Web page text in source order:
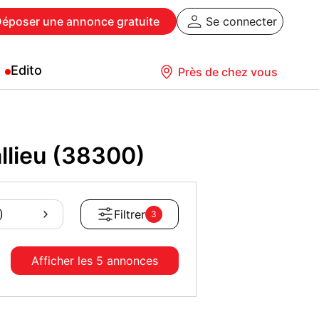
une annonce gratuite Se connecter
Edito Près de chez vous
(38300)
Filtrer 3
Afficher les 5 annonces